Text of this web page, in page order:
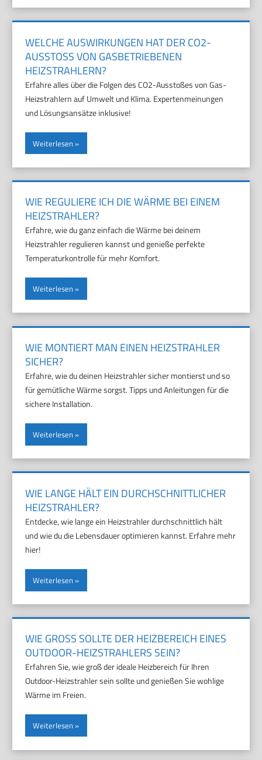
WELCHE AUSWIRKUNGEN HAT DER CO2-
AUSSTOSS VON GASBETRIEBENEN H
EIZSTRAHLERN?
Erfahre alles über die Folgen des CO2-Ausstoßes von Gas-
Heizstrahlern auf Umwelt und Klima. Expertenmeinungen
und Lösungsansätze inklusive!
Weiterlesen
WIE REGULIERE ICH DIE WÄRME BEI EINEM
HEIZSTRAHLER?
Erfahre, wie du ganz einfach die Wärme bei deinem
Heizstrahler regulieren kannst und genieße perfekte
Temperaturkontrolle für mehr Komfort.
Weiterlesen
WIE MONTIERT MAN EINEN HEIZSTRAHLER
SICHER?
Erfahre, wie du deinen Heizstrahler sicher montierst und so
für gemütliche Wärme sorgst. Tipps und Anleitungen für die
sichere Installation.
Weiterlesen
WIE LANGE HÄLT EIN DURCHSCHNITTLICHER
HEIZSTRAHLER?
Entdecke, wie lange ein Heizstrahler durchschnittlich hält
und wie du die Lebensdauer optimieren kannst. Erfahre mehr
hier!
Weiterlesen
WIE GROSS SOLLTE DER HEIZBEREICH EINES O
UTDOOR-HEIZSTRAHLERS SEIN?
Erfahren Sie, wie groß der ideale Heizbereich für Ihren
Outdoor-Heizstrahler sein sollte und genießen Sie wohlige
Wärme im Freien.
Weiterlesen